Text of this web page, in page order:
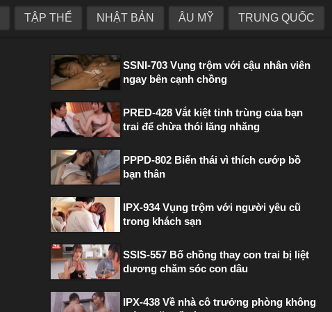
TẬP THỂ NHẬT BẢN ÂU MỸ TRUNG QUỐC
PHIM HOT TRONG TUẦN
SSNI-703 Vụng trộm với cậu nhân viên
ngay bên cạnh chồng
PRED-428 Vắt kiệt tinh trùng của bạn
trai để chừa thói lăng nhăng
PPPD-802 Biến thái vì thích cướp bồ
bạn thân
IPX-934 Vụng trộm với người yêu cũ
trong khách sạn
SSIS-557 Bố chồng thay con trai bị liệt
dương chăm sóc con dâu
IPX-438 Về nhà cô trưởng phòng không